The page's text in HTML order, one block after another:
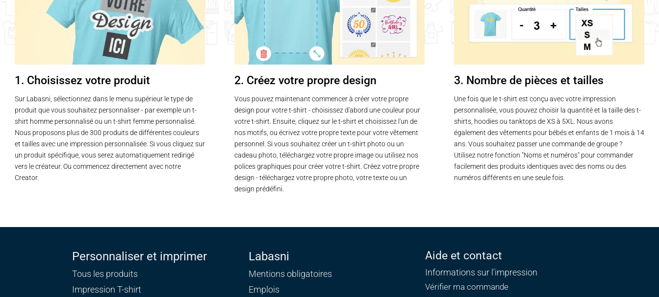
1. Choisissez votre produit
Sur Labasni, sélectionnez dans le menu supérieur le type de
produit que vous souhaitez personnaliser - par exemple un t-
shirt homme personnalisé ou un t-shirt femme personnalisé.
Nous proposons plus de 300 produits de différentes couleurs
et tailles avec une impression personnalisée. Si vous cliquez sur
un produit spécifique, vous serez automatiquement redirigé
vers le créateur. Ou commencez directement avec notre
Creator.
2. Créez votre propre design
Vous pouvez maintenant commencer à créer votre propre
design pour votre t-shirt - choisissez d'abord une couleur pour
votre t-shirt. Ensuite, cliquez sur le t-shirt et choisissez l'un de
nos motifs, ou écrivez votre propre texte pour votre vêtement
personnel. Si vous souhaitez créer un t-shirt photo ou un
cadeau photo, téléchargez votre propre image ou utilisez nos
polices graphiques pour créer votre t-shirt. Créez votre propre
design - téléchargez votre propre photo, votre texte ou un
design prédéfini.
3. Nombre de pièces et tailles
Une fois que le t-shirt est conçu avec votre impression
personnalisée, vous pouvez choisir la quantité et la taille des t-
shirts, hoodies ou tanktops de XS à 5XL. Nous avons
également des vêtements pour bébés et enfants de 1 mois à 14
ans. Vous souhaitez passer une commande de groupe ?
Utilisez notre fonction "Noms et numéros" pour commander
facilement des produits identiques avec des noms ou des
numéros différents en une seule fois.
Personnaliser et imprimer
Tous les produits
Impression T-shirt
Labasni
Mentions obligatoires
Emplois
Aide et contact
Informations sur l'impression
Vérifier ma commande